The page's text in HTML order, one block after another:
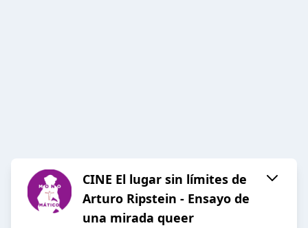
CINE El lugar sin límites de
Arturo Ripstein - Ensayo de
una mirada queer